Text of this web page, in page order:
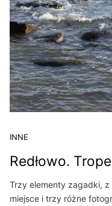
INNE
Redłowo.
Trzy elementy zagadki,
miejsce i trzy różne